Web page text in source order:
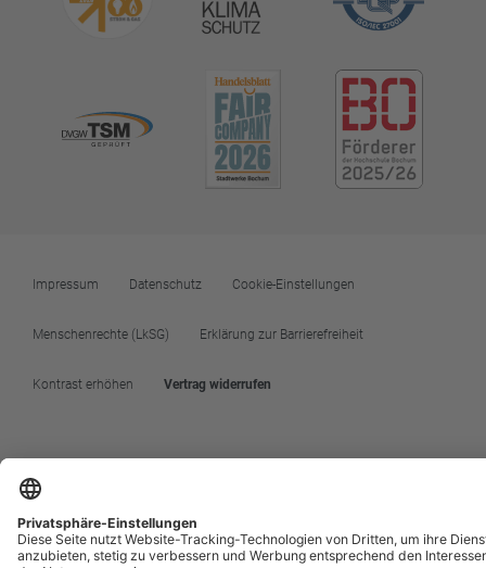
Impressum Datenschutz Cookie-Einstellungen
Menschenrechte (LkSG) Erklärung zur Barrierefreiheit
Kontrast erhöhen Vertrag widerrufen